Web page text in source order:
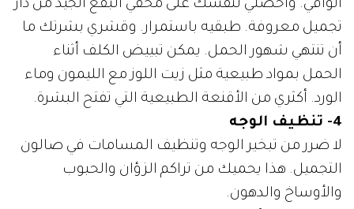
الواقي. واحصلي لنفسك على مخفي البقع الجيد من دار
تجميل معروفة. طبقيه باستمرار. وقشري بشرتك ما
أن تنتهي شهور الحمل. يمكن تبييض الكلف أثناء
الحمل بمواد طبيعية مثل زيت اللوز مع الليمون وماء
الورد. أكثري من الأقنعة الطبيعية التي تفتح البشرة.
4- تنظيف الوجه
لا ضرر من تبخير الوجه وتنظيف المسامات في صالون
التجميل. هذا يحميك من تراكم الزؤان والحبوب
والأوساخ والدهون.